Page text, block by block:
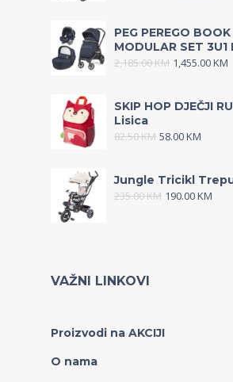
PEG PEREGO
MODULAR SET
2,185.00KM 1,455.00KM
SKIP HOP DJEČJI
Lisica
82.50KM 58.00KM
Jungle Tricikl
235.00KM 190.00KM
VAŽNI LINKOVI
Proizvodi na AKCIJI
O nama